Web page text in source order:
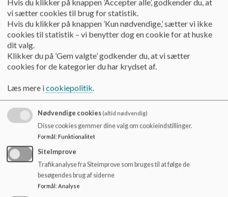
SFO telefonnumre
SFO1:
1. årgang tlf. 20513053
2. årgang tlf. 24876419
SFO2 Benløsegården tlf. 57627480
AfdelingslederSFO: Lise-Lotte Ganzhorn tlf. 21680863
Hvis du klikker på knappen ’Accepter alle’, godkender du, at
vi sætter cookies til brug for statistik.
Hvis du klikker på knappen ’Kun nødvendige,’ sætter vi ikke
cookies til statistik – vi benytter dog en cookie for at huske
dit valg.
Klikker du på ’Gem valgte’ godkender du, at vi sætter
cookies for de kategorier du har krydset af.
Læs mere icookiepolitik.
Nødvendige cookies(altid nødvendig)
Disse cookies gemmer dine valg om cookieindstillinger.
Formål: Funktionalitet
SiteImprove
Trafikanalyse fra Siteimprove som bruges til at følge de
besøgendes brug af siderne
Formål : Analyse